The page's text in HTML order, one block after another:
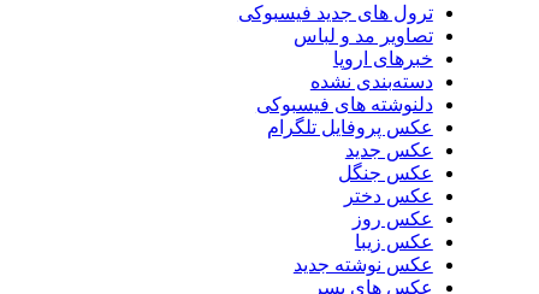
ترول های جدید فیسبوکی
تصاویر مد و لباس
خبرهای اروپا
دسته‌بندی نشده
دلنوشته های فیسبوکی
عکس پروفایل تلگرام
عکس جدید
عکس جنگل
عکس دختر
عکس روز
عکس زیبا
عکس نوشته جدید
عکس های پسر